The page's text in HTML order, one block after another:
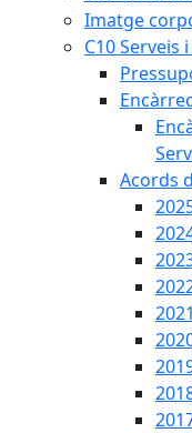
Imatge
C10 Serveis
Acords